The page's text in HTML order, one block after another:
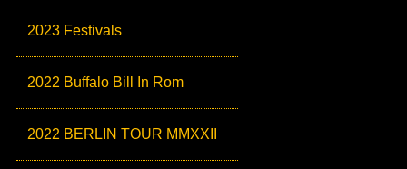
2023 Festivals
2022 Buffalo Bill In Rom
2022 BERLIN TOUR MMXXII